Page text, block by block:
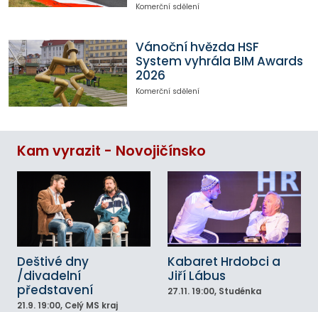
Komerční sdělení
Vánoční hvězda HSF
System vyhrála BIM Awards
2026
Komerční sdělení
Kam vyrazit - Novojičínsko
Deštivé dny
/divadelní
představení
21.9. 19:00, Celý MS kraj
Kabaret Hrdobci a
Jiří Lábus
27.11. 19:00, Studénka